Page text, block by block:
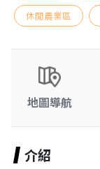
休閒農業區
地圖導航
介紹